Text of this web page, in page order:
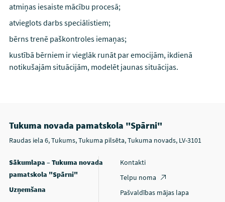
atmiņas iesaiste mācību procesā;
atvieglots darbs speciālistiem;
bērns trenē paškontroles iemaņas;
kustībā bērniem ir vieglāk runāt par emocijām, ikdienā
notikušajām situācijām, modelēt jaunas situācijas.
Tukuma novada pamatskola "Spārni"
Raudas iela 6, Tukums, Tukuma pilsēta, Tukuma novads, LV-3101
Sākumlapa – Tukuma novada
pamatskola "Spārni"
Uzņemšana
Kontakti
Telpu noma
Pašvaldības mājas lapa